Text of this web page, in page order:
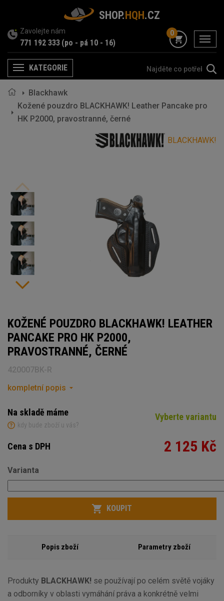
SHOP.HQH.CZ
Zavolejte nám
771 192 333 (po - pá 10 - 16) menu
0
MenuKATEGORIE
Blackhawk
Kožené pouzdro BLACKHAWK! Leather Pancake pro
HK P2000, pravostranné, černé
BLACKHAWK!
KOŽENÉ POUZDRO BLACKHAWK! LEATHER
PANCAKE PRO HK P2000,
PRAVOSTRANNÉ, ČERNÉ
420007BK-R
kompletní popis
Na skladě máme
kdy bude zboží u vás?
Vyberte variantu
Cena s DPH 2 125 Kč
Počet
Varianta
KOUPIT
Popis zboží Parametry zboží
Produkty BLACKHAWK! se používají po celém světě vojáky
a odborníky v oblasti vymáhání práva a konkrétně velmi